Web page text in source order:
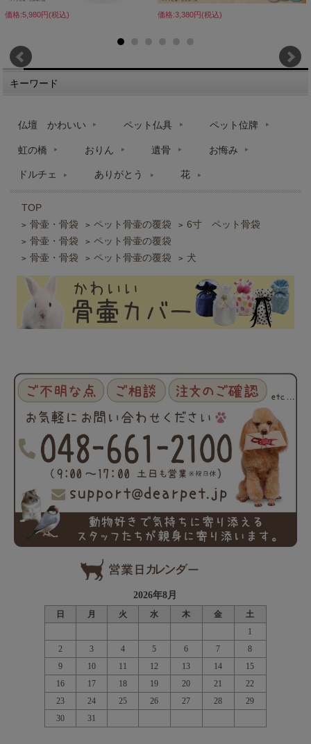
価格:5,980円(税込) 価格:3,380円(税込)
キーワード
仏壇 かわいい ペット仏具 ペット位牌
虹の橋 おりん 遺骨 お悔み
ドルチェ ありがとう 花
TOP
> 骨壷・骨袋 > ペット骨壷の覆袋 > 6寸 ペット骨袋
> 骨壷・骨袋 > ペット骨壷の覆袋
> 骨壷・骨袋 > ペット骨壷の覆袋 > 犬